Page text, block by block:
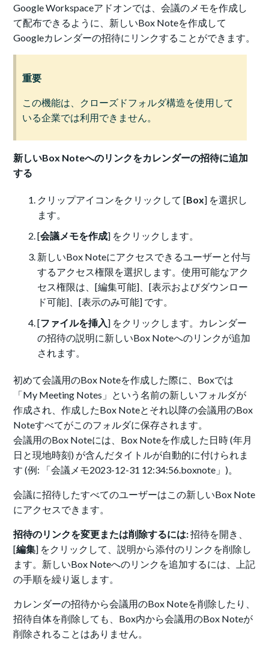
Google Workspaceアドオンでは、会議のメモを作成し
て配布できるように、新しいBox Noteを作成して
Googleカレンダーの招待にリンクすることができます。
重要
この機能は、クローズドフォルダ構造を使用して
いる企業では利用できません。
新しいBox Noteへのリンクをカレンダーの招待に追加
する
クリップアイコンをクリックして [Box] を選択し
ます。
[会議メモを作成] をクリックします。
新しいBox Noteにアクセスできるユーザーと付与
するアクセス権限を選択します。使用可能なアク
セス権限は、[編集可能]、[表示およびダウンロー
ド可能]、[表示のみ可能] です。
[ファイルを挿入] をクリックします。カレンダー
の招待の説明に新しいBox Noteへのリンクが追加
されます。
初めて会議用のBox Noteを作成した際に、Boxでは
「My Meeting Notes」という名前の新しいフォルダが
作成され、作成したBox Noteとそれ以降の会議用のBox
Noteすべてがこのフォルダに保存されます。
会議用のBox Noteには、Box Noteを作成した日時 (年月
日と現地時刻) が含んだタイトルが自動的に付けられま
す (例: 「会議メモ2023-12-31 12:34:56.boxnote」)。
会議に招待したすべてのユーザーはこの新しいBox Note
にアクセスできます。
招待のリンクを変更または削除するには:招待を開き、
[編集] をクリックして、説明から添付のリンクを削除し
ます。新しいBox Noteへのリンクを追加するには、上記
の手順を繰り返します。
カレンダーの招待から会議用のBox Noteを削除したり、
招待自体を削除しても、Box内から会議用のBox Noteが
削除されることはありません。